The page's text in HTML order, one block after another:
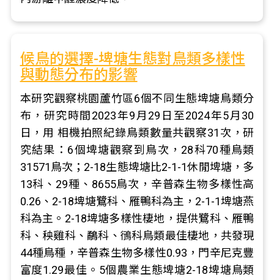
候鳥的選擇-埤塘生態對鳥類多樣性
與動態分布的影響
本研究觀察桃園蘆竹區6個不同生態埤塘鳥類分
布，研究時間2023年9月29日至2024年5月30
日，用 相機拍照紀錄鳥類數量共觀察31次，研
究結果：6個埤塘觀察到鳥次，28科70種鳥類
31571鳥次；2-18生態埤塘比2-1-1休閒埤塘，多
13科、29種、8655鳥次，辛普森生物多樣性高
0.26、2-18埤塘鷺科、雁鴨科為主，2-1-1埤塘燕
科為主。2-18埤塘多樣性棲地，提供鷺科、雁鴨
科、秧雞科、鷸科、鴴科鳥類最佳棲地，共發現
44種鳥種，辛普森生物多樣性0.93，門辛尼克豐
富度1.29最佳。5個農業生態埤塘2-18埤塘鳥類